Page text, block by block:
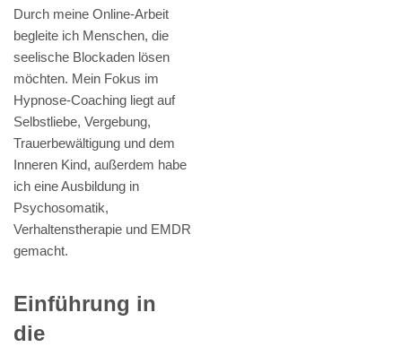
Durch meine Online-Arbeit
begleite ich Menschen, die
seelische Blockaden lösen
möchten. Mein Fokus im
Hypnose-Coaching liegt auf
Selbstliebe, Vergebung,
Trauerbewältigung und dem
Inneren Kind, außerdem habe
ich eine Ausbildung in
Psychosomatik,
Verhaltenstherapie und EMDR
gemacht.
Einführung in
die